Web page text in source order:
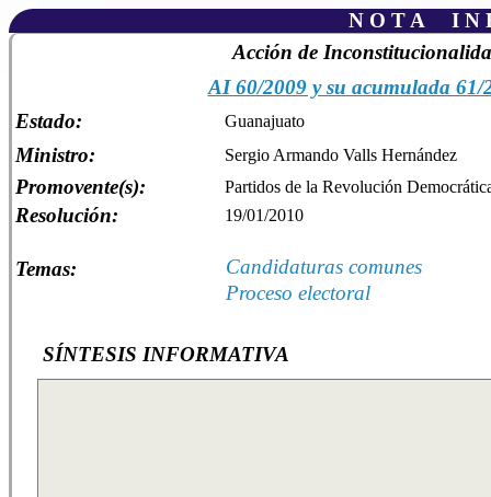
N O T A I N
Acción de
AI 60/2009 y su acumulada 61/
Estado:
Guanajuato
Ministro: Sergio Armando Valls Hernández
Promovente(s): Partidos de la Revolución
Resolución: 19/01/2010
Temas:
Candidaturas comunes
Proceso electoral
SÍNTESIS INFORMATIVA